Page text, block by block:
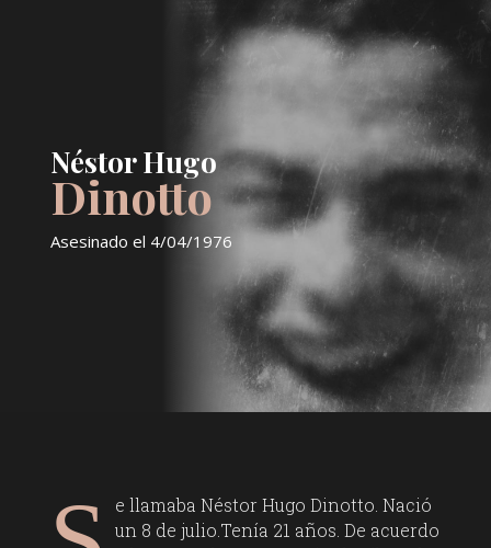
Néstor Hugo
Dinotto
Asesinado el 4/04/1976
e llamaba Néstor Hugo Dinotto. Nació
un 8 de julio.Tenía 21 años. De acuerdo